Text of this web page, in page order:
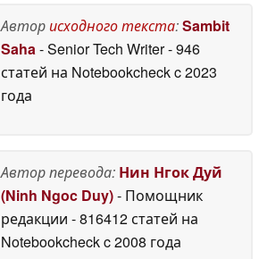
Авторисходного текста:Sambit
Saha- Senior Tech Writer- 946
статей на Notebookcheckc 2023
года
Автор перевода: Нин Нгок Дуй
(Ninh Ngoc Duy)- Помощник
редакции - 816412 статей на
Notebookcheckc 2008 года